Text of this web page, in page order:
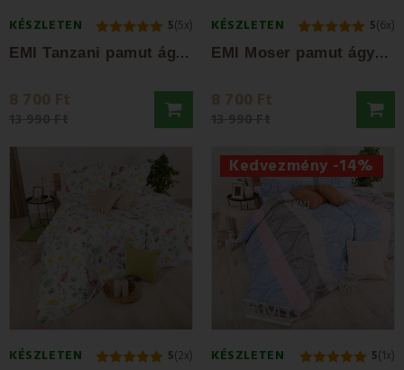
KÉSZLETEN 5(5x)
E
MI Tanzani pamut ágyneműhuzat
8 700 Ft
KÉSZLETEN 5(6x)
E
MI Moser pamut ágyneműhuzat
8 700 Ft
KÉSZLETEN 5(2x)
Kedvezmény -14%
KÉSZLETEN 5(1x)